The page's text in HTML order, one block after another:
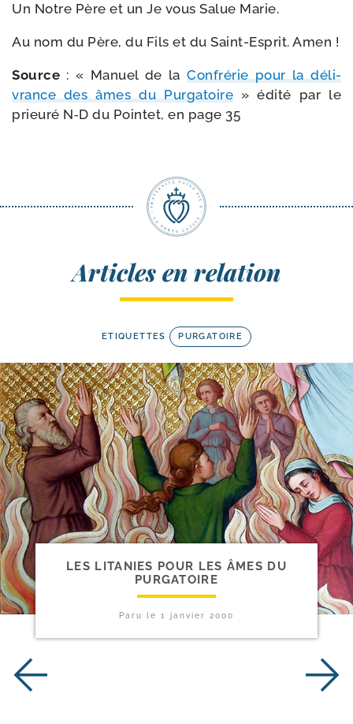
Un Notre Père et un Je vous Salue Marie.
Au nom du Père, du Fils et du Saint-​Esprit. Amen !
Source : « Manuel de la Confrérie pour la déli­
vrance des âmes du Purgatoire » édi­té par le
prieu­ré N‑D du Pointet, en page 35
Articles en relation
ETIQUETTES PURGATOIRE
LES LITANIES POUR LES ÂMES DU
PURGATOIRE
Paru le 1 janvier 2000